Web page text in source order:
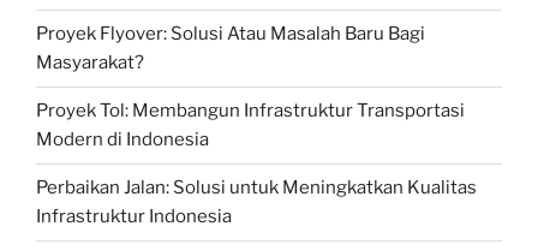
Proyek Flyover: Solusi Atau Masalah Baru Bagi
Masyarakat?
Proyek Tol: Membangun Infrastruktur Transportasi
Modern di Indonesia
Perbaikan Jalan: Solusi untuk Meningkatkan Kualitas
Infrastruktur Indonesia